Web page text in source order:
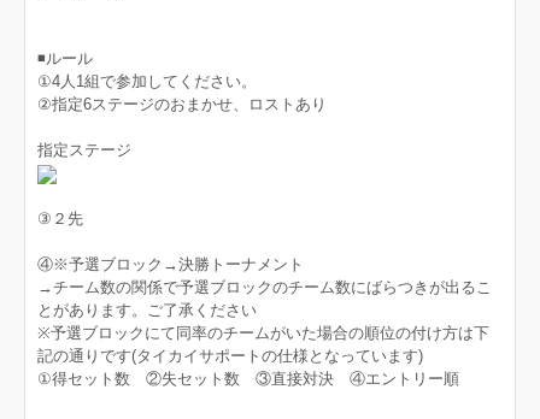
◾️ルール
①4人1組で参加してください。
②指定6ステージのおまかせ、ロストあり
指定ステージ
③２先
④※予選ブロック→決勝トーナメント
→チーム数の関係で予選ブロックのチーム数にばらつきが出るこ
とがあります。ご了承ください
※予選ブロックにて同率のチームがいた場合の順位の付け方は下
記の通りです(タイカイサポートの仕様となっています)
①得セット数 ②失セット数 ③直接対決 ④エントリー順